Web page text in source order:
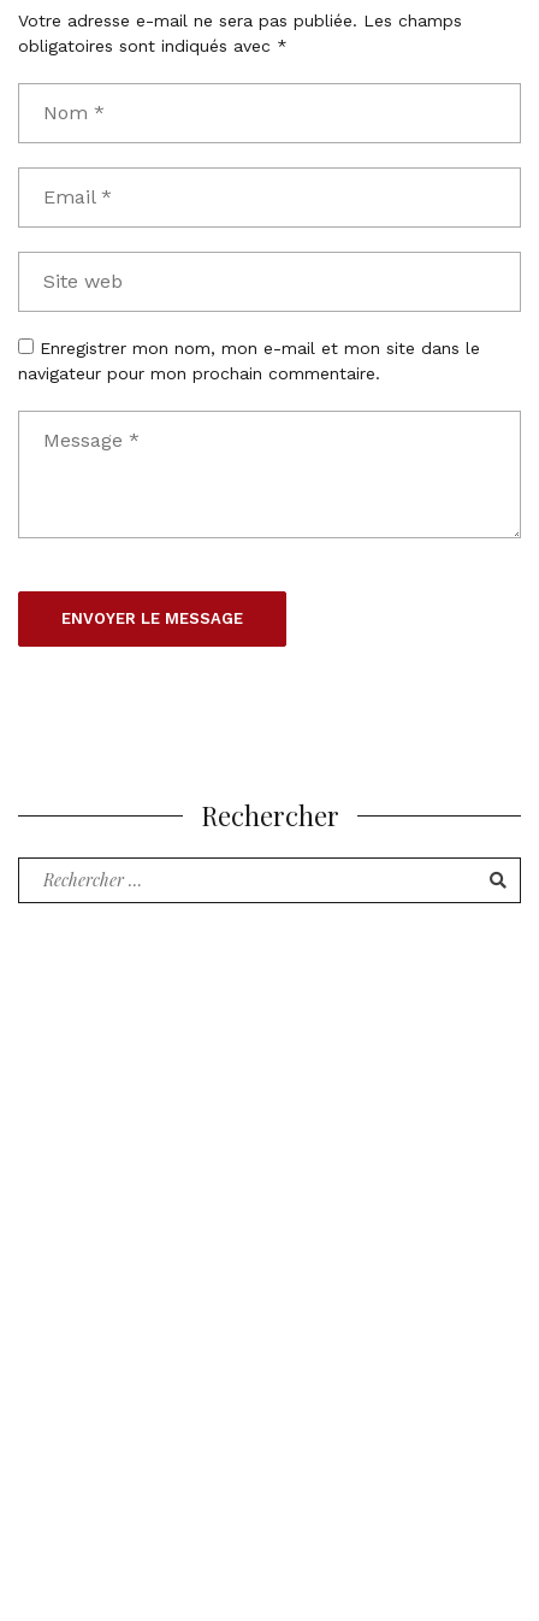
Votre adresse e-mail ne sera pas publiée. Les champs
obligatoires sont indiqués avec *
Enregistrer mon nom, mon e-mail et mon site dans le
navigateur pour mon prochain commentaire.
Rechercher
Recherche